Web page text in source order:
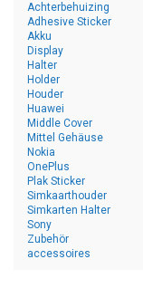
Achterbehuizing
Adhesive Sticker
Akku
Display
Halter
Holder
Houder
Huawei
Middle Cover
Mittel Gehäuse
Nokia
OnePlus
Plak Sticker
Simkaarthouder
Simkarten Halter
Sony
Zubehör
accessoires